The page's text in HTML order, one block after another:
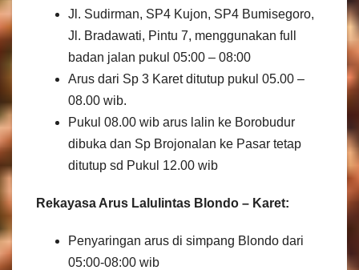
Jl. Sudirman, SP4 Kujon, SP4 Bumisegoro,
Jl. Bradawati, Pintu 7, menggunakan full
badan jalan pukul 05:00 – 08:00
Arus dari Sp 3 Karet ditutup pukul 05.00 –
08.00 wib.
Pukul 08.00 wib arus lalin ke Borobudur
dibuka dan Sp Brojonalan ke Pasar tetap
ditutup sd Pukul 12.00 wib
Rekayasa Arus Lalulintas Blondo – Karet:
Penyaringan arus di simpang Blondo dari
05:00-08:00 wib